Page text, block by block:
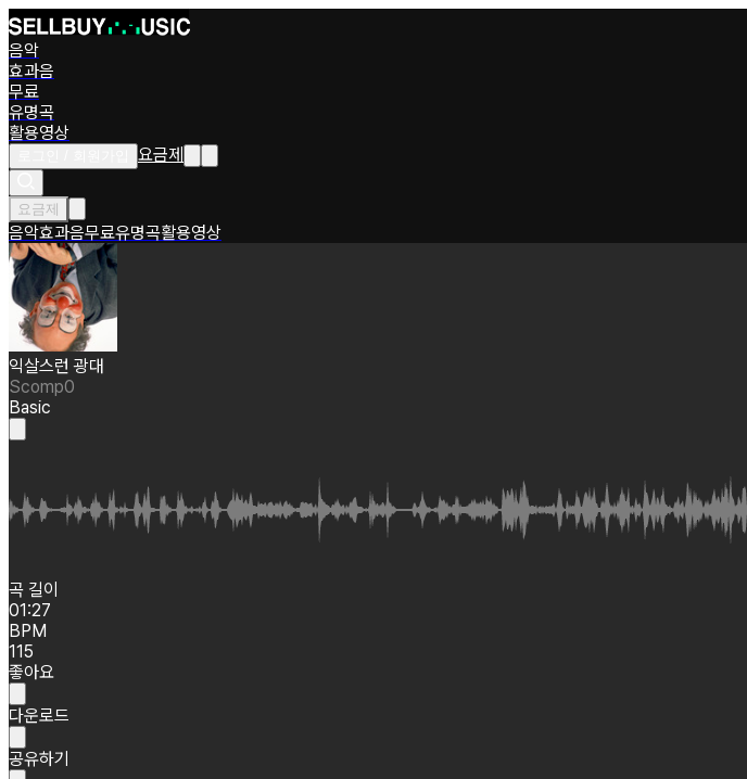
음악
효과음
무료
유명곡
활용영상
요금제
요금제
음악효과음무료유명곡활용영상
익살스런 광대
Scomp0
Basic
곡 길이
01:27
BPM
115
좋아요
다운로드
공유하기